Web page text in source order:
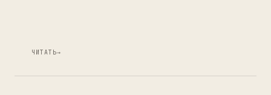
ЧИТАТЬ→